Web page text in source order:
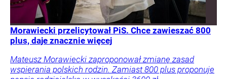
Morawiecki przelicytował PiS. Chce zawieszać 800
plus, daje znacznie więcej
Mateusz Morawiecki zaproponował zmianę zasad
wspierania polskich rodzin. Zamiast 800 plus proponuje